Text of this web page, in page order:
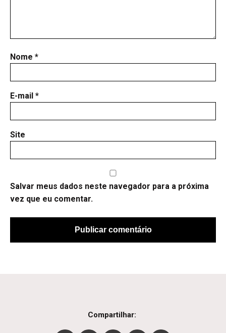
Nome *
E-mail *
Site
Salvar meus dados neste navegador para a próxima
vez que eu comentar.
Compartilhar: